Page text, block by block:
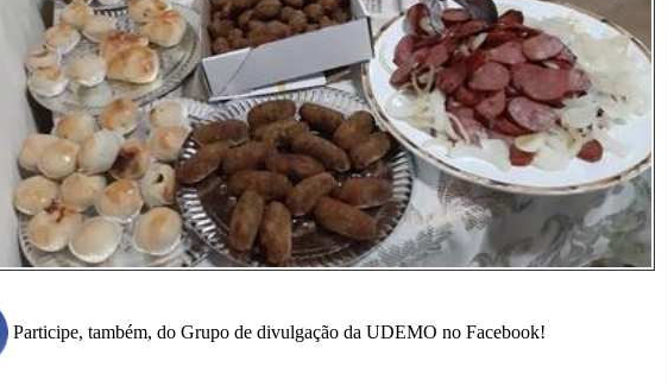
Participe, também, do Grupo de divulgação da UDEMO no Facebook!